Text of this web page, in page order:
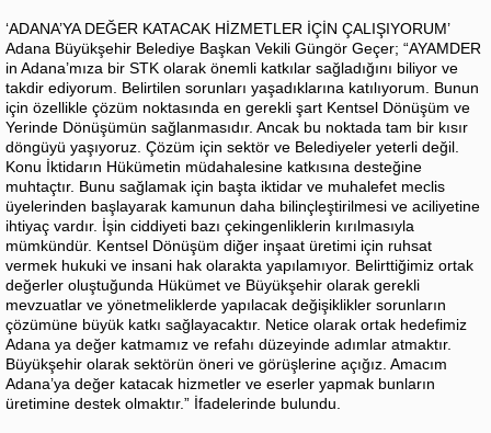
‘ADANA’YA DEĞER KATACAK HİZMETLER İÇİN ÇALIŞIYORUM’
Adana Büyükşehir Belediye Başkan Vekili Güngör Geçer; “AYAMDER
in Adana’mıza bir STK olarak önemli katkılar sağladığını biliyor ve
takdir ediyorum. Belirtilen sorunları yaşadıklarına katılıyorum. Bunun
için özellikle çözüm noktasında en gerekli şart Kentsel Dönüşüm ve
Yerinde Dönüşümün sağlanmasıdır. Ancak bu noktada tam bir kısır
döngüyü yaşıyoruz. Çözüm için sektör ve Belediyeler yeterli değil.
Konu İktidarın Hükümetin müdahalesine katkısına desteğine
muhtaçtır. Bunu sağlamak için başta iktidar ve muhalefet meclis
üyelerinden başlayarak kamunun daha bilinçleştirilmesi ve aciliyetine
ihtiyaç vardır. İşin ciddiyeti bazı çekingenliklerin kırılmasıyla
mümkündür. Kentsel Dönüşüm diğer inşaat üretimi için ruhsat
vermek hukuki ve insani hak olarakta yapılamıyor. Belirttiğimiz ortak
değerler oluştuğunda Hükümet ve Büyükşehir olarak gerekli
mevzuatlar ve yönetmeliklerde yapılacak değişiklikler sorunların
çözümüne büyük katkı sağlayacaktır. Netice olarak ortak hedefimiz
Adana ya değer katmamız ve refahı düzeyinde adımlar atmaktır.
Büyükşehir olarak sektörün öneri ve görüşlerine açığız. Amacım
Adana’ya değer katacak hizmetler ve eserler yapmak bunların
üretimine destek olmaktır.” İfadelerinde bulundu.